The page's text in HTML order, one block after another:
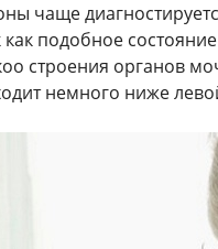
чаще
подобное
строения органов
немного ниже